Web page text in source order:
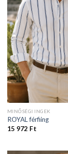
MINŐSÉGI INGEK
ROYAL férfiing
15 972 Ft